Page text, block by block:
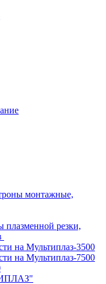
монтажные,
резки,
на Мультиплаз-3500
на Мультиплаз-7500